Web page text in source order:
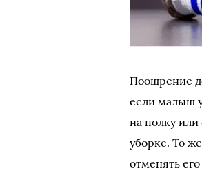
Поощрение
если малыш
на полку или
уборке. То
отменять